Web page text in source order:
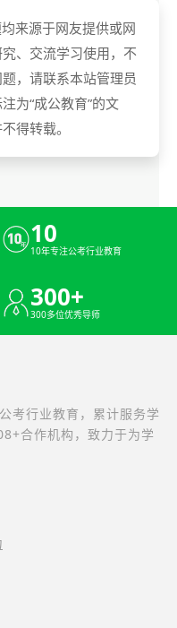
来源于网友提供或网
、交流学习使用，不
，请联系本站管理员
为“成公教育”的文
得转载。
10
10年专注公考行业教育
300+
300多位优秀导师
考行业教育，累计服务学
合作机构，致力于为学